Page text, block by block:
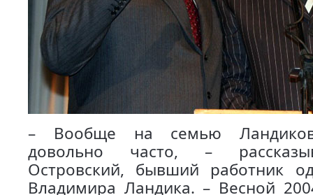
– Вообще на семью Ландиков
довольно часто, –
Островский, бывший работник
Владимира Ландика. – Весной